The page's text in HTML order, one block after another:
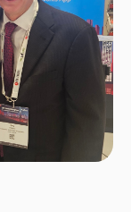
중국의 시그널은 결코
드나 전기차는 거대한
의 속도를 이렇게
순 복제가 아니라, 더
.” 그는 “한국 기업이
은 50~60% 수준의
베타(perpetual
이, 그들은 이미 시장을
패를 두려워하지